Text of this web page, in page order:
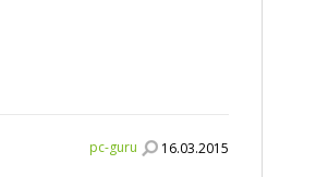
pc-guru 16.03.2015